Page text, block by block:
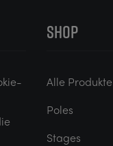
SHOP
Alle Produkte
Poles
Stages